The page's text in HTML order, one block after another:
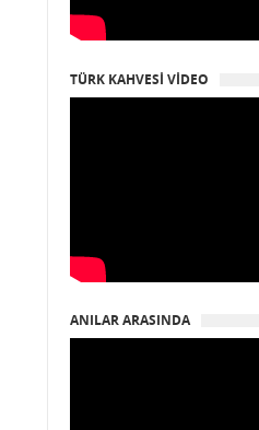
TÜRK KAHVESİ VİDEO
ANILAR ARASINDA